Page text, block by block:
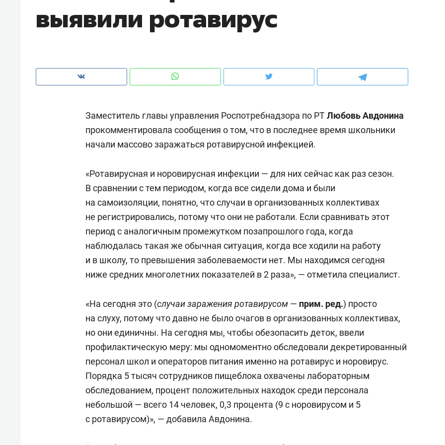
выявили ротавирус
Заместитель главы управления Роспотребнадзора по РТЛюбовь Авдонина
прокомментировала сообщения о том, что в последнее время школьники
начали массово заражаться ротавирусной инфекцией.
«Ротавирусная и норовирусная инфекции — для них сейчас как раз сезон.
В сравнении с тем периодом, когда все сидели дома и были
на самоизоляции, понятно, что случаи в организованных коллективах
не регистрировались, потому что они не работали. Если сравнивать этот
период с аналогичным промежутком позапрошлого года, когда
наблюдалась такая же обычная ситуация, когда все ходили на работу
и в школу, то превышения заболеваемости нет. Мы находимся сегодня
ниже средних многолетних показателей в 2 раза», — отметила специалист.
«На сегодня это (случаи заражения ротавирусом — прим. ред.) просто
на слуху, потому что давно не было очагов в организованных коллективах,
но они единичны. На сегодня мы, чтобы обезопасить деток, ввели
профилактическую меру: мы одномоментно обследовали декретированный
персонал школ и операторов питания именно на ротавирус и норовирус.
Порядка 5 тысяч сотрудников пищеблока охвачены лабораторным
обследованием, процент положительных находок среди персонала
небольшой — всего 14 человек, 0,3 процента (9 с норовирусом и 5
с ротавирусом)», — добавила Авдонина.
чем интересен Оман?
клиентах и чудных запросах мастеров
Падел, фитнес, танцы и даже
ниндзя-зал: как ТРЦ «Франт»
стал Меккой для любителей
Рекомендуем
Психотерапевт «Фороса»:
«Директорский невроз» –
когда человек не считает
свою сверхнагрузку
стрессом»
Рекомендуем
Наседкина: «Ремонт
с мебелью за 2
для меня это